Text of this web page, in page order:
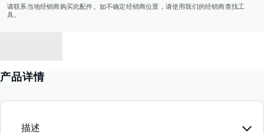
请联系当地经销商购买此配件。如不确定经销商位置，请使用我们的经销商查找工
具。
产品详情
描述